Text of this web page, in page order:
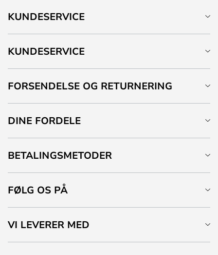
KUNDESERVICE
KUNDESERVICE
FORSENDELSE OG RETURNERING
DINE FORDELE
BETALINGSMETODER
FØLG OS PÅ
VI LEVERER MED